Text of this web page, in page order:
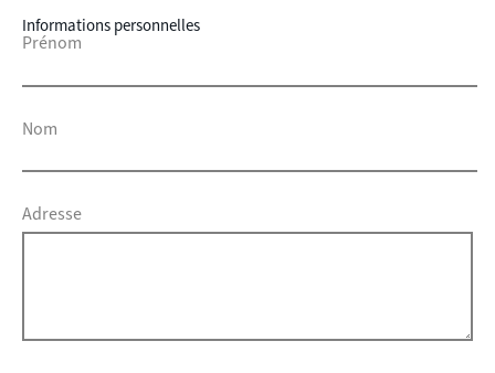
Informations personnelles
Prénom
Nom
Adresse